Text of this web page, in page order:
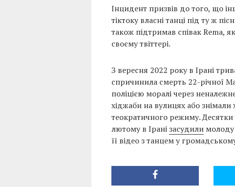
Інцидент призвів до того, що
тіктоку власні танці під ту ж
також підтримав співак Rema,
своєму твіттері.
З вересня 2022 року в Ірані
спричинила смерть 22-річної
поліцією моралі через
хіджаби на вулицях або
теократичного режиму. Десятки
лютому в Іранізасудилимолоду
її відео з танцем у